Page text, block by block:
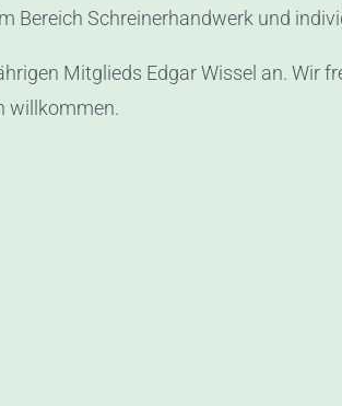
Bereich Schreinerhandwerk und
Mitglieds Edgar Wissel an. Wir
willkommen.